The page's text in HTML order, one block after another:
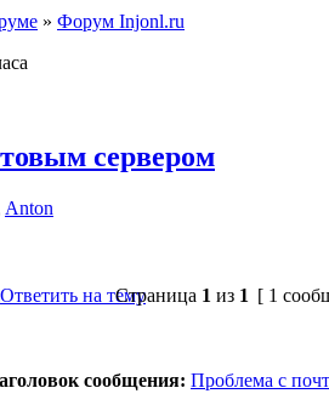
» Форум Injonl.ru
сервером
Anton
Страница 1 из 1 [ 1
сообщения: Проблема с